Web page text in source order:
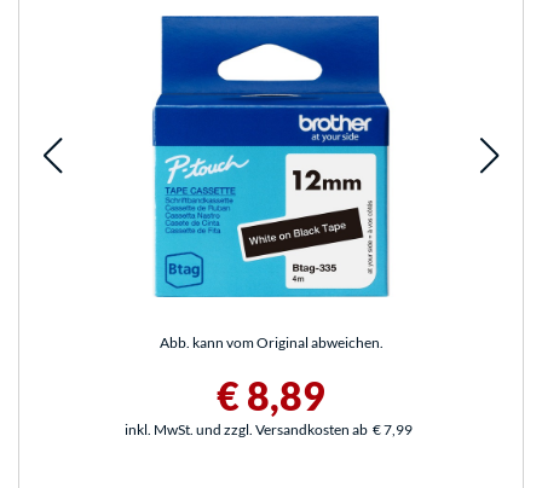
Abb. kann vom Original abweichen.
€ 8,89
inkl. MwSt. und zzgl. Versandkosten ab € 7,99